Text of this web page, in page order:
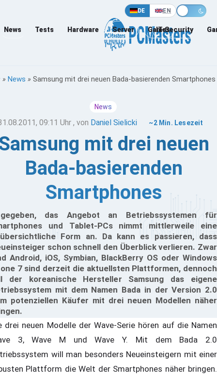
DE EN
News Tests Hardware Server Games
IT-Security
» News » Samsung mit drei neuen Bada-basierenden Smartphones
News
09:11 Uhr , von Daniel Sielicki ~2 Min. Lesezeit
mit drei neuen
Bada-basierenden
Smartphones
das Angebot an Betriebssystemen für
und Tablet-PCs nimmt mittlerweile eine
Form an. Da kann es passieren, dass
schon schnell den Überblick verlieren. Zwar
Android, iOS, Symbian, BlackBerry OS oder Windows
7 sind derzeit die aktuellsten Plattformen, dennoch
der koreanische Hersteller Samsung das eigene
mit dem Namen Bada in der Version 2.0
potenziellen Käufer mit drei neuen Modellen näher
drei neuen Modelle der Wave-Serie hören auf die Namen
3, Wave M und Wave Y. Mit dem Bada 2.0
will man besonders Neueinsteigern mit einer
Plattform die Welt der Smartphones näher bringen.